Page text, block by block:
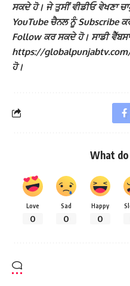
ਸਕਦੇ ਹੋ। ਜੇ ਤੁਸੀਂ ਵੀਡੀਓ ਵੇਖਣਾ
YouTube ਚੈਨਲ ਨੂੰ Subscribe
Follow ਕਰ ਸਕਦੇ ਹੋ। ਸਾਡੀ
https://globalpunjabtv.com/
ਹੋ।
What
Love
0
Sad
0
Happy
0